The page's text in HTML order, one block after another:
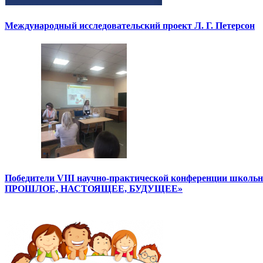
Международный исследовательский проект Л. Г. Петерсон
Победители VIII научно-практической конференции
ПРОШЛОЕ, НАСТОЯЩЕЕ, БУДУЩЕЕ»